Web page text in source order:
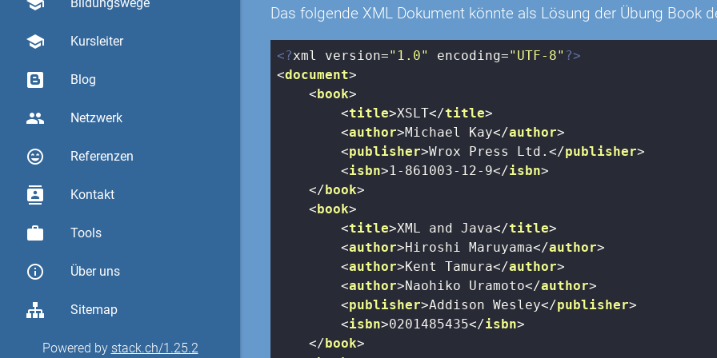
school Kursleiter
Blog
group Netzwerk
sentiment_very_satisfied Referenzen
contacts Kontakt
work Tools
info_outline Über uns
Sitemap
Powered by stack.ch/1.25.2
Das folgende XML Dokument könnte als Lösung der Übung Book
<?xml version="1.0" encoding="UTF-8" ?>
<document>
< book>
<title>XSLT</title>
<author>Michael Kay</author>
<publisher>Wrox Press Ltd.</publisher>
<isbn>1-861003-12-9</isbn>
</ book>
< book>
<title>XML and Java</title>
<author>Hiroshi Maruyama</author>
<author>Kent Tamura</author>
<author>Naohiko Uramoto</author>
<publisher>Addison Wesley</publisher>
<isbn>0201485435</isbn>
</ book>